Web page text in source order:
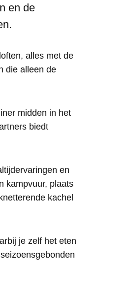
en de
alles met de
die alleen de
midden in het
biedt
en
kampvuur, plaats
kachel
je zelf het eten